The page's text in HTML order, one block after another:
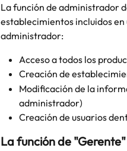
La función de administrador
establecimientos incluidos en
administrador:
Acceso a todos los
Creación de
Modificación de la
administrador)
Creación de usuarios
La función de "Gerente"